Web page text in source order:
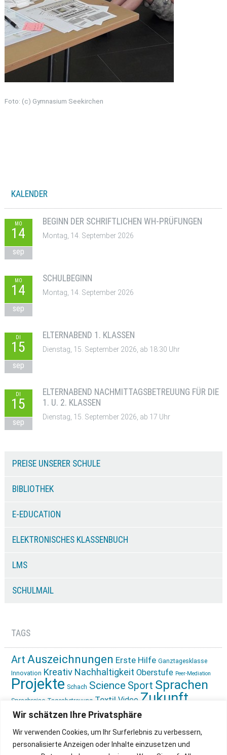
Wir schätzen Ihre Privatsphäre
Wir verwenden Cookies, um Ihr Surferlebnis zu verbessern,
personalisierte Anzeigen oder Inhalte einzusetzen und
Foto: (c) Gymnasium Seekirchen
KALENDER
MO
14
sep
BEGINN DER SCHRIFTLICHEN WH-PRÜFUNGEN
Montag, 14. September 2026
MO
14
sep
SCHULBEGINN
Montag, 14. September 2026
DI
15
sep
ELTERNABEND 1. KLASSEN
Dienstag, 15. September 2026, ab 18:30 Uhr
DI
15
sep
ELTERNABEND NACHMITTAGSBETREUUNG FÜR DIE
1. U. 2. KLASSEN
Dienstag, 15. September 2026, ab 17 Uhr
PREISE UNSERER SCHULE
BIBLIOTHEK
E-EDUCATION
ELEKTRONISCHES KLASSENBUCH
LMS
SCHULMAIL
TAGS
Art Auszeichnungen Erste Hilfe Ganztagesklasse
Innovation Kreativ Nachhaltigkeit Oberstufe Peer-Mediation
Projekte Schach Science Sport Sprachen
Sprachreise Tagesbetreuung Textil Video Zukunft
gestalten Ökologie